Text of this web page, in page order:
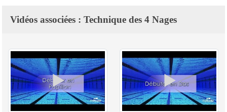
Vidéos associées : Technique des 4 Nages